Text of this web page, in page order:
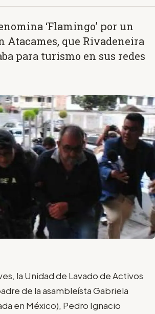
‘Flamingo’ por un
Atacames, que Rivadeneira
para turismo en sus redes
la Unidad de Lavado de Activos
de la asambleísta Gabriela
en México), Pedro Ignacio